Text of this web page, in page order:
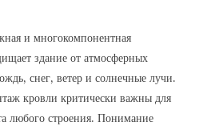
и многокомпонентная
здание от атмосферных
снег, ветер и солнечные лучи.
кровли критически важны для
любого строения. Понимание